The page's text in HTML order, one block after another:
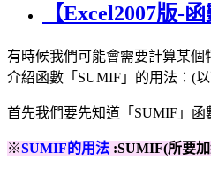
【Excel2007版-
有時候我們可能會需要計算某
介紹函數「SUMIF」的用法：(
首先我們要先知道「SUMIF」函
※SUMIF的用法 :SUMIF(所要